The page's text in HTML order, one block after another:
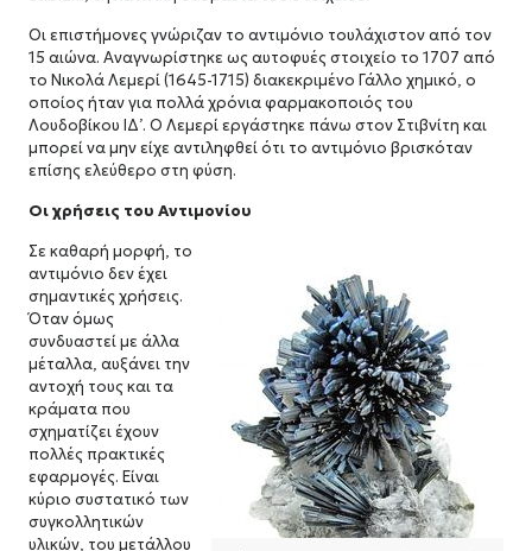
Οι επιστήμονες γνώριζαν το αντιμόνιο τουλάχιστον από τον
15 αιώνα. Αναγνωρίστηκε ως αυτοφυές στοιχείο το 1707 από
το Νικολά Λεμερί (1645-1715) διακεκριμένο Γάλλο χημικό, ο
οποίος ήταν για πολλά χρόνια φαρμακοποιός του
Λουδοβίκου ΙΔ’. Ο Λεμερί εργάστηκε πάνω στον Στιβνίτη και
μπορεί να μην είχε αντιληφθεί ότι το αντιμόνιο βρισκόταν
επίσης ελεύθερο στη φύση.
Οι χρήσεις του Αντιμονίου
Σε καθαρή μορφή, το
αντιμόνιο δεν έχει
σημαντικές χρήσεις.
Όταν όμως
συνδυαστεί με άλλα
μέταλλα, αυξάνει την
αντοχή τους και τα
κράματα που
σχηματίζει έχουν
πολλές πρακτικές
εφαρμογές. Είναι
κύριο συστατικό των
συγκολλητικών
υλικών, του μετάλλου